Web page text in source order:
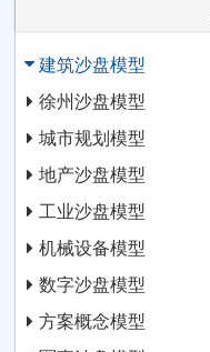
建筑沙盘模型
徐州沙盘模型
城市规划模型
地产沙盘模型
工业沙盘模型
机械设备模型
数字沙盘模型
方案概念模型